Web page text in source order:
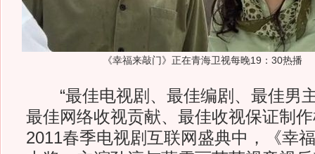
《幸福来敲门》正在青海卫视每晚19：30热播
“最佳电视剧、最佳编剧、最佳男
最佳网络收视贡献、最佳收视保证制
2011春季电视剧互联网盛典中，《幸